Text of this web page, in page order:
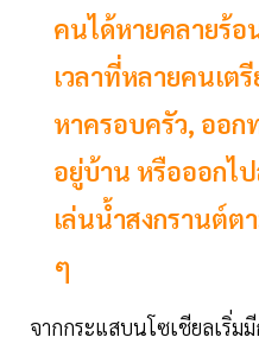
คนได้หายคลายร้อ
เวลาที่หลายคนเต
หาครอบครัว, ออก
อยู่บ้าน หรือออกไ
เล่นน้ำสงกรานต์ต
ๆ
จากกระแสบนโซเชียลเริ่มมี